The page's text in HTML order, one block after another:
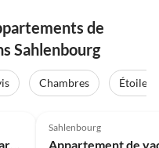
de
Sahlenbourg
Chambres Étoiles
Sahlenbourg